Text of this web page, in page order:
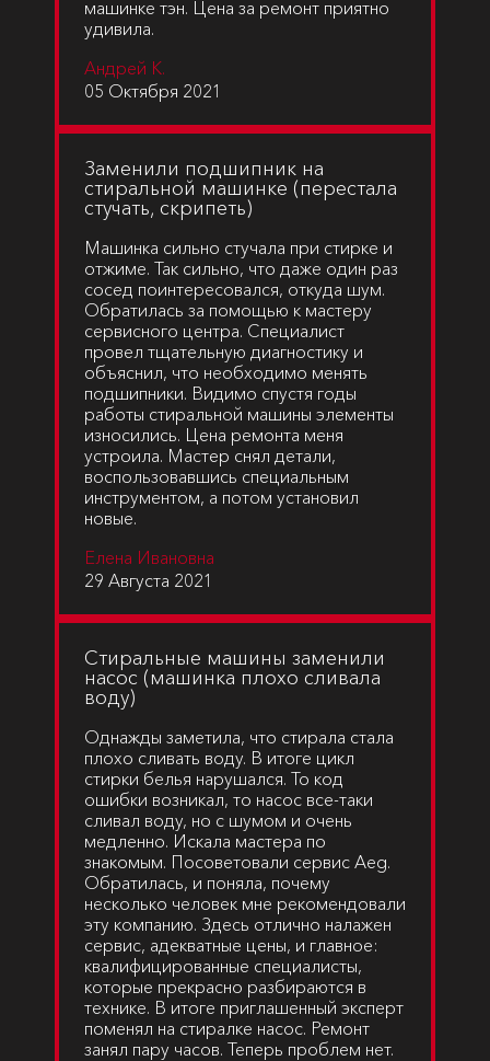
машинке тэн. Цена за ремонт приятно
удивила.
Андрей К.
05 Октября 2021
Заменили подшипник на
стиральной машинке (перестала
стучать, скрипеть)
Машинка сильно стучала при стирке и
отжиме. Так сильно, что даже один раз
сосед поинтересовался, откуда шум.
Обратилась за помощью к мастеру
сервисного центра. Специалист
провел тщательную диагностику и
объяснил, что необходимо менять
подшипники. Видимо спустя годы
работы стиральной машины элементы
износились. Цена ремонта меня
устроила. Мастер снял детали,
воспользовавшись специальным
инструментом, а потом установил
новые.
Елена Ивановна
29 Августа 2021
Cтиральные машины заменили
насос (машинка плохо сливала
воду)
Однажды заметила, что стирала стала
плохо сливать воду. В итоге цикл
стирки белья нарушался. То код
ошибки возникал, то насос все-таки
сливал воду, но с шумом и очень
медленно. Искала мастера по
знакомым. Посоветовали сервис Aeg.
Обратилась, и поняла, почему
несколько человек мне рекомендовали
эту компанию. Здесь отлично налажен
сервис, адекватные цены, и главное:
квалифицированные специалисты,
которые прекрасно разбираются в
технике. В итоге приглашенный эксперт
поменял на стиралке насос. Ремонт
занял пару часов. Теперь проблем нет.